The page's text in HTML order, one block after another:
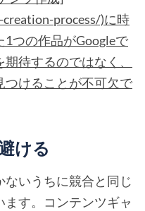
process/)に時
つの作品がGoogleで
待するのではなく、
つけることが不可欠で
ける
いうちに競合と同じ
す。コンテンツギャ